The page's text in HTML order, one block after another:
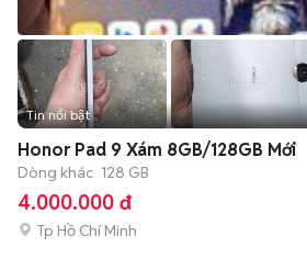
Tin nổi bật
Honor Pad 9 Xám 8GB/128GB Mới
Dòng khác 128 GB
4.000.000 đ
Tp Hồ Chí Minh